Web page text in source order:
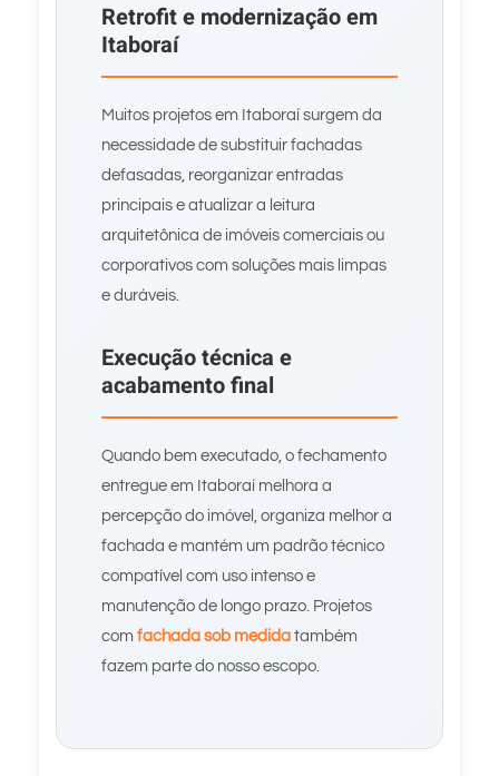
Retrofit e modernização em
Itaboraí
Muitos projetos em Itaboraí surgem da
necessidade de substituir fachadas
defasadas, reorganizar entradas
principais e atualizar a leitura
arquitetônica de imóveis comerciais ou
corporativos com soluções mais limpas
e duráveis.
Execução técnica e
acabamento final
Quando bem executado, o fechamento
entregue em Itaboraí melhora a
percepção do imóvel, organiza melhor a
fachada e mantém um padrão técnico
compatível com uso intenso e
manutenção de longo prazo. Projetos
com fachada sob medida também
fazem parte do nosso escopo.